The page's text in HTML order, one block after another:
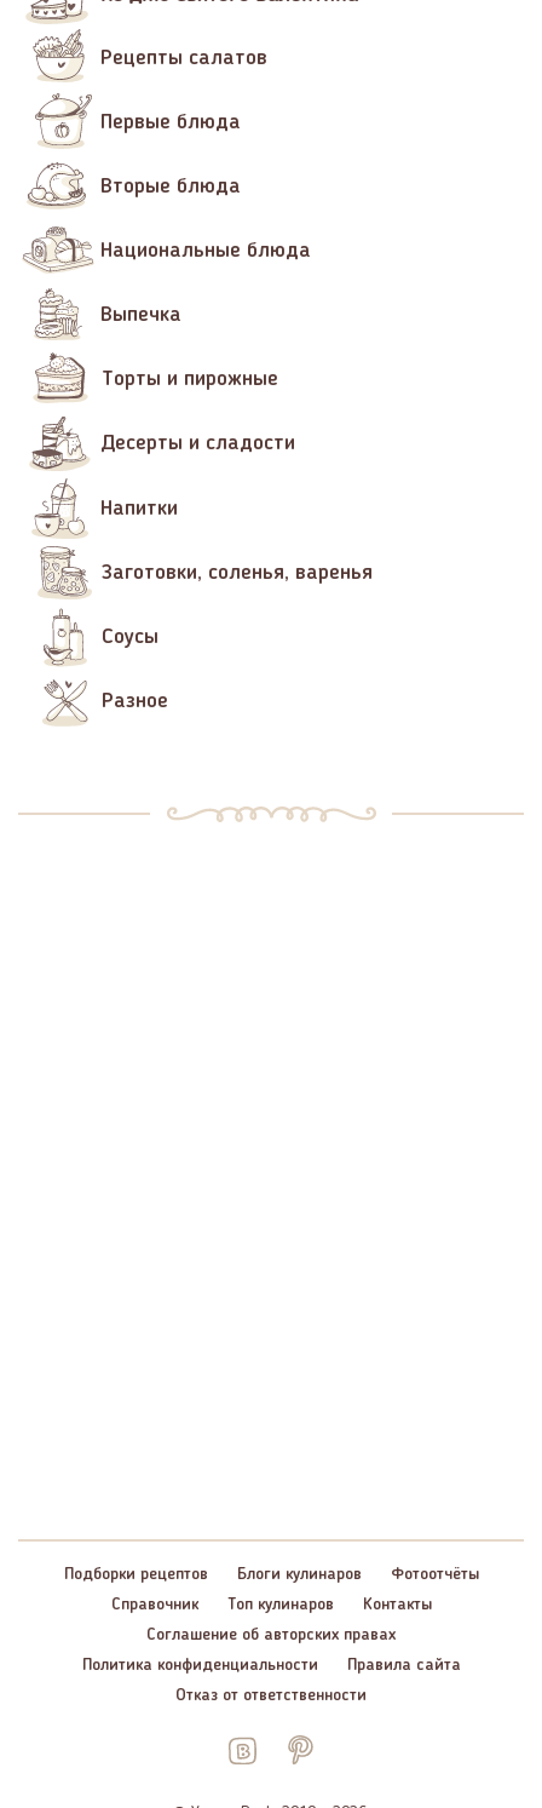
Рецепты салатов
Первые блюда
Вторые блюда
Национальные блюда
Выпечка
Торты и пирожные
Десерты и сладости
Напитки
Заготовки, соленья, варенья
Соусы
Разное
Подборки рецептов Блоги кулинаров
Фотоотчёты
Справочник
Топ кулинаров
Контакты
Соглашение об авторских правах
Политика конфиденциальности
Правила сайта
Отказ от ответственности